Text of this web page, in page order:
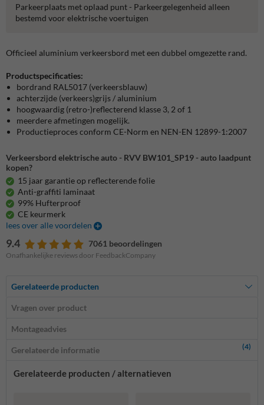
Parkeerplaats met oplaad punt - Parkeergelegenheid alleen
bestemd voor elektrische voertuigen
Officieel aluminium verkeersbord met een dubbel omgezette rand.
Productspecificaties:
bordrand RAL5017 (verkeersblauw)
achterzijde (verkeers)grijs / aluminium
hoogwaardig (retro-)reflecterend klasse 3, 2 of 1
meerdere afmetingen mogelijk.
Productieproces conform CE-Norm en NEN-EN 12899-1:2007
Verkeersbord elektrische auto - RVV BW101_SP19 - auto laadpunt
kopen?
15 jaar garantie op reflecterende folie
Anti-graffiti laminaat
99% Hufterproof
CE keurmerk
lees over alle voordelen
9.4 7061 beoordelingen
Onafhankelijke reviews door FeedbackCompany
Gerelateerde producten
Vragen over product
Montageadvies
Gerelateerde informatie (4)
Gerelateerde producten / alternatieven